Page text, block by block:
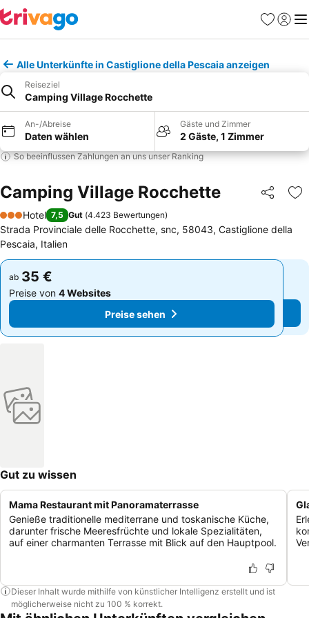
Favoriten
Alle Unterkünfte in Castiglione della Pescaia anzeigen
Reiseziel
Camping Village Rocchette
An-/Abreise
Daten wählen
Gäste und Zimmer
2 Gäste, 1 Zimmer
So beeinflussen Zahlungen an uns unser Ranking
Camping Village Rocchette Teilen
3 Sterne
Hotel 7,5 Gut (4.423 Bewertungen)
Strada Provinciale delle Rocchette, snc, 58043, Castiglione della
Pescaia, Italien
ab 35 €
Preise von 4 Websites
Preise sehen
ab 35 €
Preise von 4 Websites
Preise sehen
Gut zu wissen
Mama Restaurant mit Panoramaterrasse
Genieße traditionelle mediterrane und toskanische Küche,
darunter frische Meeresfrüchte und lokale Spezialitäten,
auf einer charmanten Terrasse mit Blick auf den Hauptpool.
Dieser Inhalt wurde mithilfe von künstlicher Intelligenz erstellt und ist
möglicherweise nicht zu 100 % korrekt.